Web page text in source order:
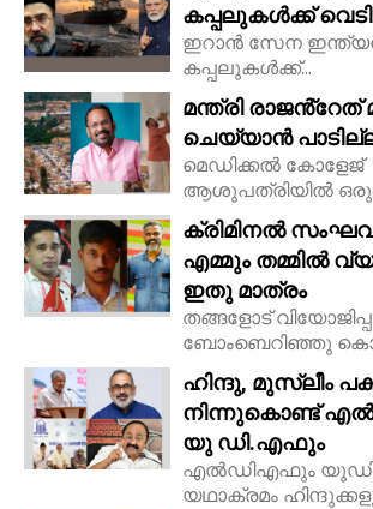
കപ്പലുകൾക്ക്
ഇറാൻ സേന
കപ്പലുകൾക്ക്...
മന്ത്രി രാജൻ്റേത്
ചെയ്യാൻ
മെഡിക്കൽ കോളേജ്
ആശുപത്രിയിൽ
ക്രിമിനൽ
എമ്മും തമ്മിൽ
ഇതു മാത്രം
തങ്ങളോട്
ബോംബെറിഞ്ഞു
ഹിന്ദു, മുസ്ലീം
നിന്നുകൊണ്ട്
യു ഡി.എഫും
എൽഡിഎഫും
യഥാക്രമം